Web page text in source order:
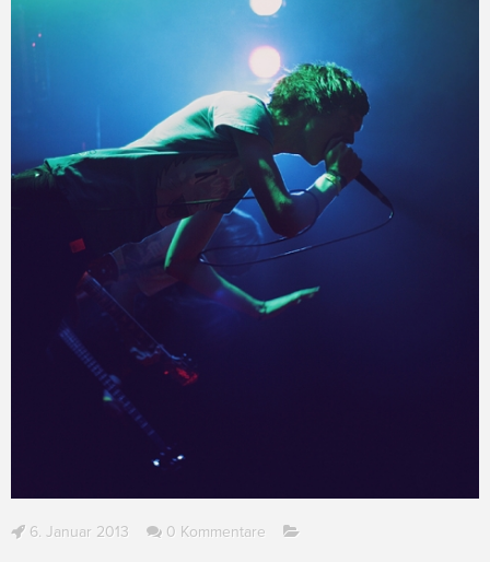
6. Januar 2013 0 Kommentare